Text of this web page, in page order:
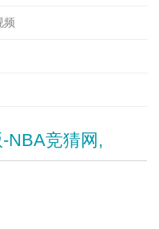
频
NBA竞猜网,